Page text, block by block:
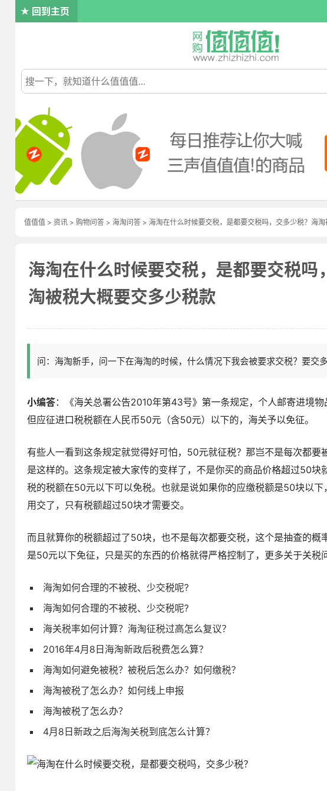
回到主页
值值值 > 资讯 > 购物问答 > 海淘问答 > 海淘在什么时候要交税，是都要交税吗，交多少税？海
海淘在什么时候要交税，是都要交税吗
淘被税大概要交多少税款
问：海淘新手，问一下在海淘的时候，什么情况下我会被要求交税？要交多
小编答：《海关总署公告2010年第43号》第一条规定，个人邮寄进境物
但应征进口税税额在人民币50元（含50元）以下的，海关予以免征。
有些人一看到这条规定就觉得好可怕，50元就征税？那岂不是每次都要
是这样的。这条规定被大家传的变样了，不是你买的商品价格超过50块
税的税额在50元以下可以免税。也就是说如果你的应缴税额是50块以
用交了，只有税额超过50块才需要交。
而且就算你的税额超过了50块，也不是每次都要交税，这个是抽查的概
是50元以下免征，只是买的东西的价格就得严格控制了，更多关于关税
海淘如何合理的不被税、少交税呢?
海淘如何合理的不被税、少交税呢?
海关税率如何计算？海淘征税过高怎么复议？
2016年4月8日海淘新政后税费怎么算？
海淘如何避免被税？被税后怎么办？如何缴税？
海淘被税了怎么办？如何线上申报
海淘被税了怎么办？
4月8日新政之后海淘关税到底怎么计算？